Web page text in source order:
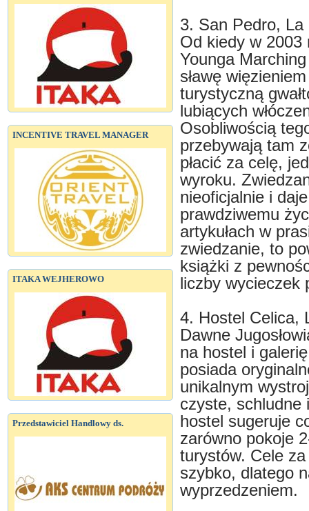
INCENTIVE TRAVEL MANAGER
ITAKA WEJHEROWO
Przedstawiciel Handlowy ds.
3. San Pedro, La
Od kiedy w 2003
Younga
sławę
turystyczną
lubiących
Osobliwością
przebywają tam
płacić za celę,
wyroku.
nieoficjalnie i
prawdziwemu
artykułach w
zwiedzanie, to
książki z
liczby wycieczek
4. Hostel Celica,
Dawne
na hostel i
posiada
unikalnym
czyste, schludne
hostel sugeruje
zarówno pokoje
turystów. Cele
szybko, dlatego
wyprzedzeniem.